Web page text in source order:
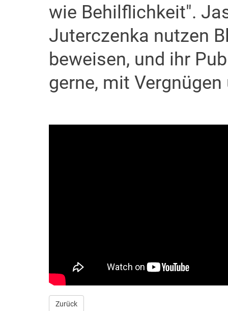
wie Behilflichkeit".
Juterczenka nutzen
beweisen, und ihr
gerne, mit
Zurück